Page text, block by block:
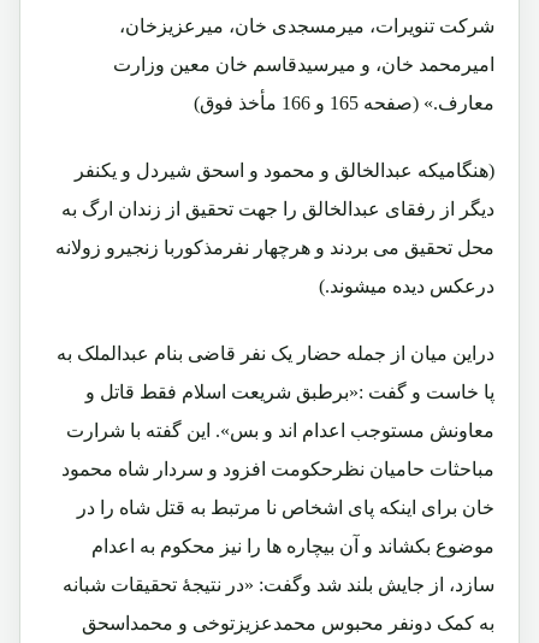
شرکت تنویرات، میرمسجدی خان، میرعزیزخان،
امیرمحمد خان، و میرسیدقاسم خان معین وزارت
معارف.» (صفحه 165 و 166 مأخذ فوق)
(هنگامیکه عبدالخالق و محمود و اسحق شیردل و یکنفر
دیگر از رفقای عبدالخالق را جهت تحقیق از زندان ارگ به
محل تحقیق می بردند و هرچهار نفرمذکوربا زنجیرو زولانه
درعکس دیده میشوند.)
دراین میان از جمله حضار یک نفر قاضی بنام عبدالملک به
پا خاست و گفت :«برطبق شریعت اسلام فقط قاتل و
معاونش مستوجب اعدام اند و بس». این گفته با شرارت
مباحثات حامیان نظرحکومت افزود و سردار شاه محمود
خان برای اینکه پای اشخاص نا مرتبط به قتل شاه را در
موضوع بکشاند و آن بیچاره ها را نیز محکوم به اعدام
سازد، از جایش بلند شد وگفت: «در نتیجۀ تحقیقات شبانه
به کمک دونفر محبوس محمدعزیزتوخی و محمداسحق